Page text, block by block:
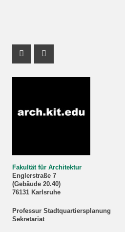
Fakultät für Architektur
Englerstraße 7
(Gebäude 20.40)
76131 Karlsruhe
Professur Stadtquartiersplanung
Sekretariat
Instagram Profil
Youtube Profil